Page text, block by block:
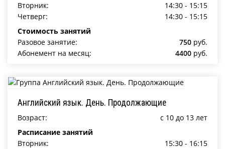
Вторник:
14:30 - 15:15
Четверг:
14:30 - 15:15
Стоимость занятий
Разовое занятие:
750 руб.
Абонемент на месяц:
4400 руб.
Английский язык. День. Продолжающие
Возраст:
c 10 до 13 лет
Расписание занятий
Вторник:
15:30 - 16:15